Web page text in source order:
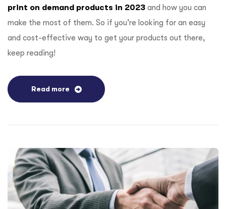
print on demand products in 2023 and how you can
make the most of them. So if you’re looking for an easy
and cost-effective way to get your products out there,
keep reading!
Read more